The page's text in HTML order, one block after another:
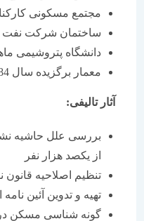
مجتمع مسكونی كاركنان
ساختمان شركت نفت ایران
دانشگاه پتروشیمی ماهشهر
معمار برگزیده سال 1384
آثار تالیفی:
از یكصد هزار نفر
تنظیم اصلاحیه قانون
تهیه و تدوین آئین نامه
گونه شناسی مسكن در